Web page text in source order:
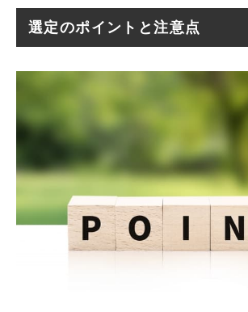
選定のポイントと注意点